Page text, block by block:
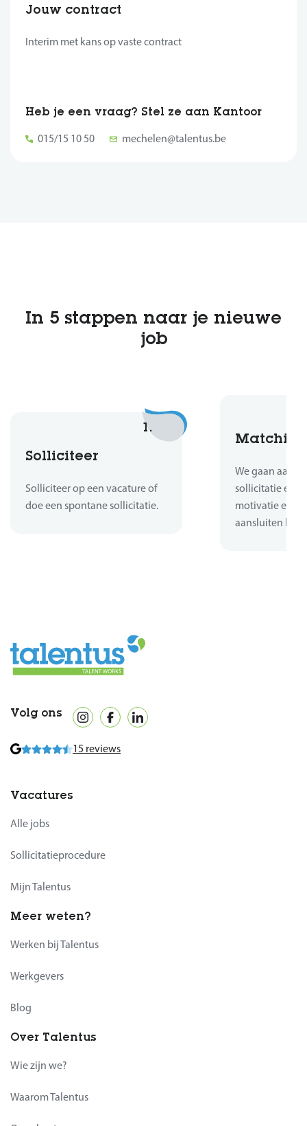
Jouw contract
Interim met kans op vaste contract
Heb je een vraag? Stel ze aan Kantoor
015/15 10 50 mechelen@talentus.be
In 5 stappen naar je nieuwe
job
1.
Solliciteer
Solliciteer op een vacature of
doe een spontane sollicitatie.
We gaan aan
sollicitatie en
motivatie en
aansluiten bij
Volg ons
15 reviews
Vacatures
Alle jobs
Sollicitatieprocedure
Mijn Talentus
Meer weten?
Werken bij Talentus
Werkgevers
Blog
Over Talentus
Wie zijn we?
Waarom Talentus